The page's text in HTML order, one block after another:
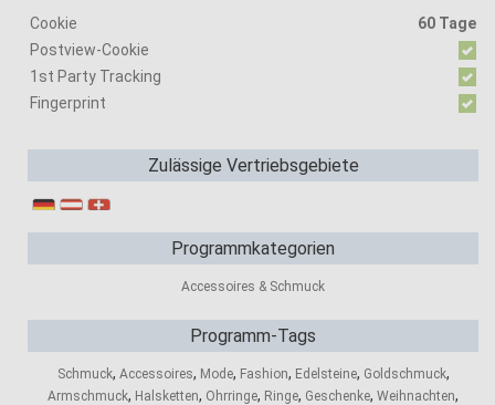
Cookie
60 Tage
Postview-Cookie
1st Party Tracking
Fingerprint
Zulässige Vertriebsgebiete
Programmkategorien
Accessoires & Schmuck
Programm-Tags
Schmuck, Accessoires, Mode, Fashion, Edelsteine, Goldschmuck,
Armschmuck, Halsketten, Ohrringe, Ringe, Geschenke, Weihnachten,